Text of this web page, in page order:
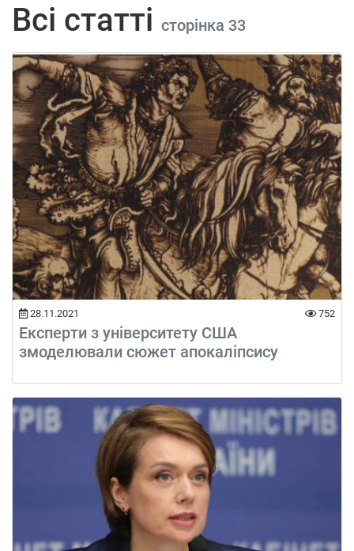
Всі статті сторінка 33
28.11.2021 752
Експерти з університету США
змоделювали сюжет апокаліпсису